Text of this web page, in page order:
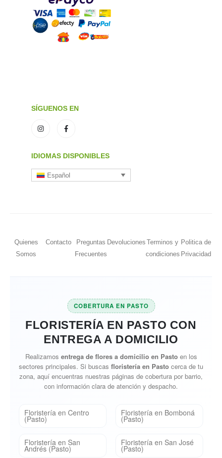
SÍGUENOS EN
IDIOMAS DISPONIBLES
Español
Quienes
Somos
Contacto
Preguntas
Frecuentes
Devoluciones Terminos y
condiciones
Politica de
Privacidad
COBERTURA EN PASTO
FLORISTERÍA EN PASTO CON
ENTREGA A DOMICILIO
Realizamos entrega de flores a domicilio en Pastoen los
sectores principales. Si buscas floristería en Pasto cerca de tu
zona, aquí encuentras nuestras páginas de cobertura por barrio,
con información clara de atención y despacho.
Floristería en Centro
(Pasto)
Floristería en Bomboná
(Pasto)
Floristería en San
Andrés (Pasto)
Floristería en San José
(Pasto)